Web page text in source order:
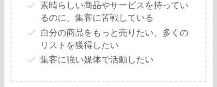
素晴らしい商品やサービスを持ってい
るのに、集客に苦戦している
自分の商品をもっと売りたい、多くの
リストを獲得したい
集客に強い媒体で活動したい